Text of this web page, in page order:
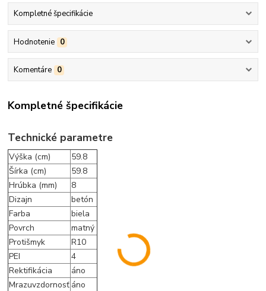
Kompletné špecifikácie
Hodnotenie 0
Komentáre 0
Kompletné špecifikácie
Technické parametre
Výška (cm)
59.8
Šírka (cm)
59.8
Hrúbka (mm)
8
Dizajn
betón
Farba
biela
Povrch
matný
Protišmyk
R10
PEI
4
Rektifikácia
áno
Mrazuvzdornosť áno